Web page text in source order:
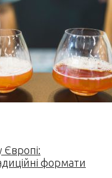
Європі:
формати